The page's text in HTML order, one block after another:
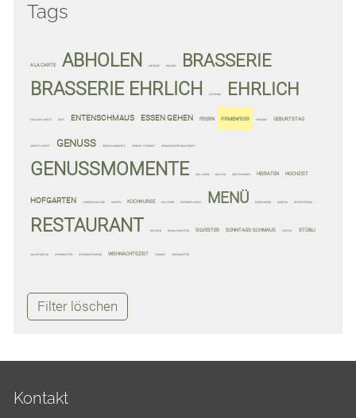
Tags
A LA CARTE ABHOLEN ANFRAGE BALKON
BRASSERIE
BRASSERIE EHRLICH
CATERING EHRLICH
EHRLICHE WORTE ENTE ENTENSCHMAUS ESSEN GEHEN FEIERN FIRMENFEIER FREUNDE GEBURTSTAG
GEMÜTLICHKEIT GENUSS GENUSS-MOMENTE GENUSS. FEINKOST GENUSSADVENTSKALENDER
GENUSSMOMENTE GRILLADEN GRILLEN GÄSTEZIMMER HEIRATEN HOCHZEIT
HOFGARTEN JAHRESAUSKLANG KOCHEN KOCHKURSE KOLLEGEN KÜCHENPLAUSCH MENÜ MENÜ-ABEND MONTAG RESERVIERUNG
RESTAURANT ROTWEIN RÄUMLICHKEITEN SILVESTER SONNTAGS-SCHMAUS SPECIAL STÜBLI
VALENTINSTAG WEIHNACHTEN WEIHNACHTSMENÜ WEIHNACHTSZEIT ZIMMER ÜBERNACHTEN
Filter löschen
Kontakt